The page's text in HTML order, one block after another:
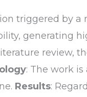
triggered by
generating
review,
: The work
Results: